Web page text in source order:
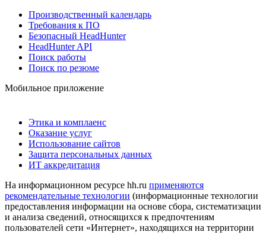
Производственный календарь
Требования к ПО
Безопасный HeadHunter
HeadHunter API
Поиск работы
Поиск по резюме
Мобильное приложение
Этика и комплаенс
Оказание услуг
Использование сайтов
Защита персональных данных
ИТ аккредитация
На информационном ресурсе hh.ru применяются
рекомендательные технологии (информационные технологии
предоставления информации на основе сбора, систематизации
и анализа сведений, относящихся к предпочтениям
пользователей сети «Интернет», находящихся на территории